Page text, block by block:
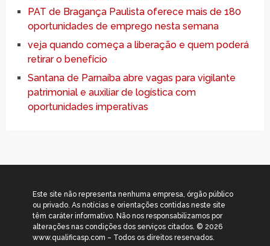
PAT de Bragança Paulista oferece mais de 180
oportunidades de emprego nesta semana
veja quando começa a liberação e quem poderá
retirar o benefício
Santana de Parnaíba abre vagas para vigilante
patrimonial e auxiliar de logística com
oportunidades imperativas
Este site não representa nenhuma empresa, órgão público
ou privado. As notícias e orientações contidas neste site
têm caráter informativo. Não nos responsabilizamos por
alterações nas condições dos serviços citados. © 2026
www.qualificasp.com – Todos os direitos reservados.